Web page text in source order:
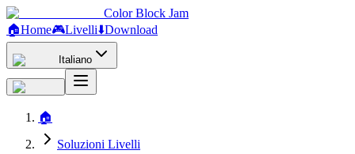
Color Block Jam
🏠Home🎮Livelli⬇️Download
Italiano
🏠
Soluzioni Livelli